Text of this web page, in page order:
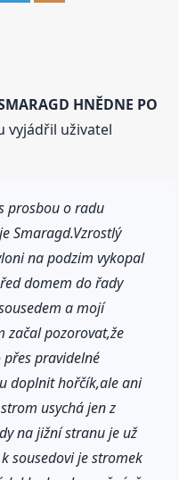
HNĚDNE PO
vyjádřil uživatel
prosbou o radu
Smaragd.Vzrostlý
na podzim vykopal
domem do řady
a mojí
začal pozorovat,že
pravidelné
doplnit hořčík,ale ani
usychá jen z
na jižní stranu je už
sousedovi je stromek